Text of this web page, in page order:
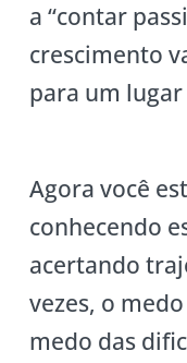
a “contar
crescimento
para um
Agora você
conhecendo
acertando
vezes, o
medo das